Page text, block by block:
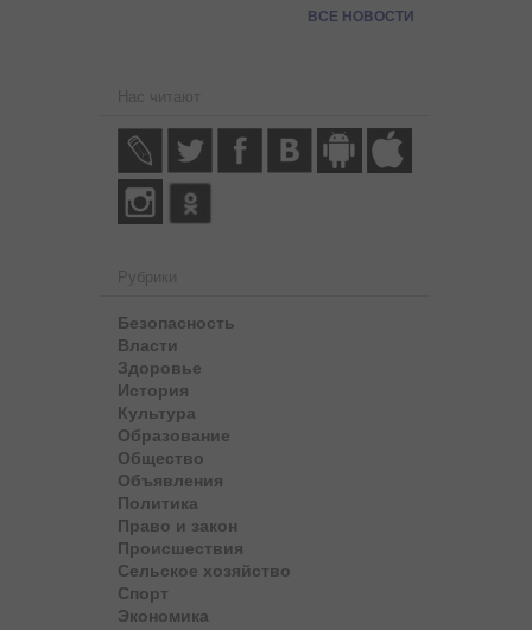
ВСЕ НОВОСТИ
Нас читают
Рубрики
Безопасность
Власти
Здоровье
История
Культура
Образование
Общество
Объявления
Политика
Право и закон
Происшествия
Сельское хозяйство
Спорт
Экономика